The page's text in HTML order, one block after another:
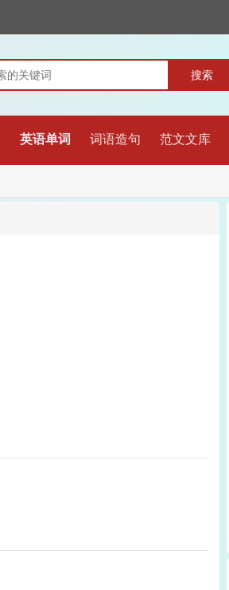
英语单词 词语造句 范文文库